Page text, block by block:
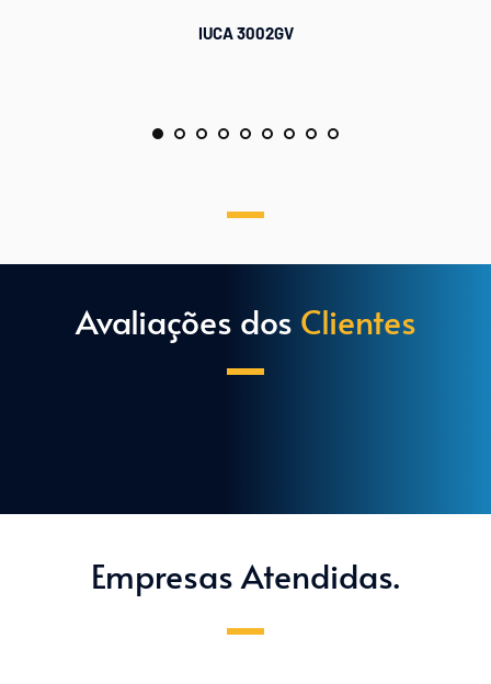
IUCA 3002GV
Avaliações dos Clientes
Empresas Atendidas.